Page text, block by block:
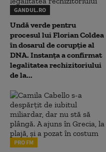
GANDUL.RO
Undă verde pentru
procesul lui Florian Coldea
în dosarul de corupție al
DNA. Instanța a confirmat
legalitatea rechizitoriului
de la...
PRO FM